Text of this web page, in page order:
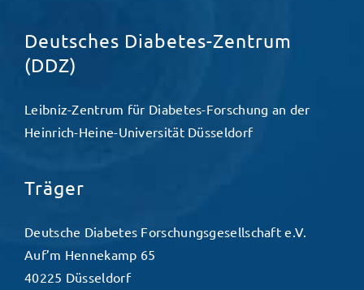
Deutsches Diabetes-Zentrum
(DDZ)
Leibniz-Zentrum für Diabetes-Forschung an der
Heinrich-Heine-Universität Düsseldorf
Träger
Deutsche Diabetes Forschungsgesellschaft e.V.
Auf’m Hennekamp 65
40225 Düsseldorf